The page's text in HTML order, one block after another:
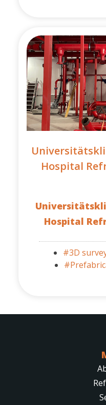
Hospital
Hospital
#3D